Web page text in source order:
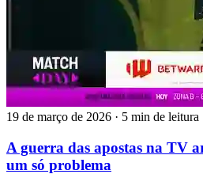
19 de março de 2026 · 5 min de leitura
A guerra das apostas na TV
um só problema